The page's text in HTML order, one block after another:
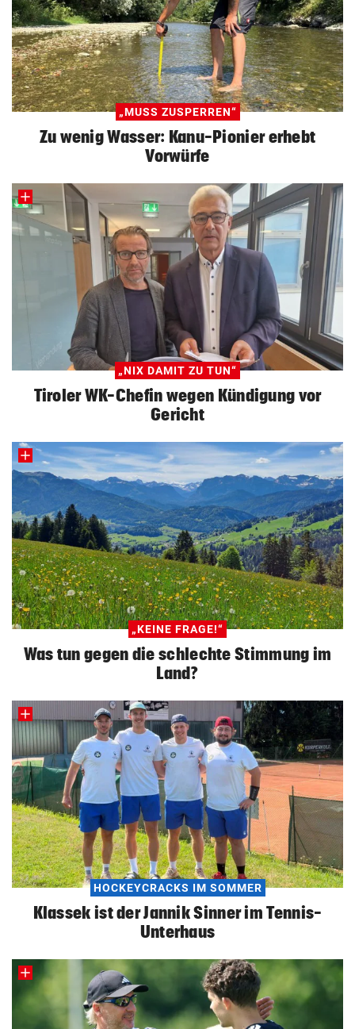
„MUSS ZUSPERREN“
Zu wenig Wasser: Kanu-Pionier erhebt
Vorwürfe
„NIX DAMIT ZU TUN“
Tiroler WK-Chefin wegen Kündigung vor
Gericht
„KEINE FRAGE!“
Was tun gegen die schlechte Stimmung im
Land?
HOCKEYCRACKS IM SOMMER
Klassek ist der Jannik Sinner im Tennis-
Unterhaus